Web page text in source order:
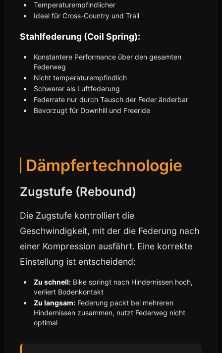
Temperaturempfindlicher
Ideal für Cross-Country und Trail
Stahlfederung (Coil Spring):
Konstantere Performance über den gesamten
Federweg
Nicht temperaturempfindlich
Schwerer als Luftfederung
Federrate nur durch Tausch der Feder änderbar
Bevorzugt für Downhill und Freeride
Dämpfertechnologie
Zugstufe (Rebound)
Die Zugstufe kontrolliert die
Geschwindigkeit, mit der die Federung nach
einer Kompression ausfährt. Eine korrekte
Einstellung ist entscheidend:
Zu schnell: Bike springt nach Hindernissen hoch,
verliert Bodenkontakt
Zu langsam: Federung packt bei mehreren
Hindernissen zusammen, nutzt Federweg nicht
optimal